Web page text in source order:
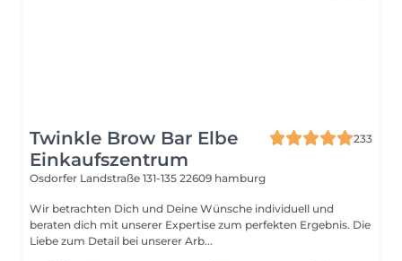
Twinkle Brow Bar Elbe
Einkaufszentrum
233
Osdorfer Landstraße 131-135 22609 hamburg
Wir betrachten Dich und Deine Wünsche individuell und
beraten dich mit unserer Expertise zum perfekten Ergebnis. Die
Liebe zum Detail bei unserer Arb...